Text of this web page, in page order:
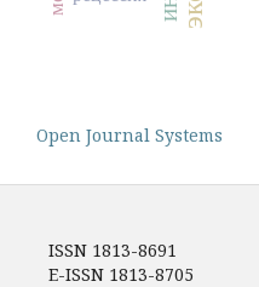
Open Journal Systems
ISSN 1813-8691
E-ISSN 1813-8705